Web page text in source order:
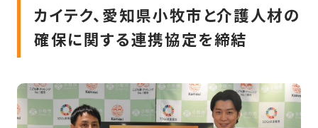
カイテク、愛知県小牧市と介護人材の
確保に関する連携協定を締結